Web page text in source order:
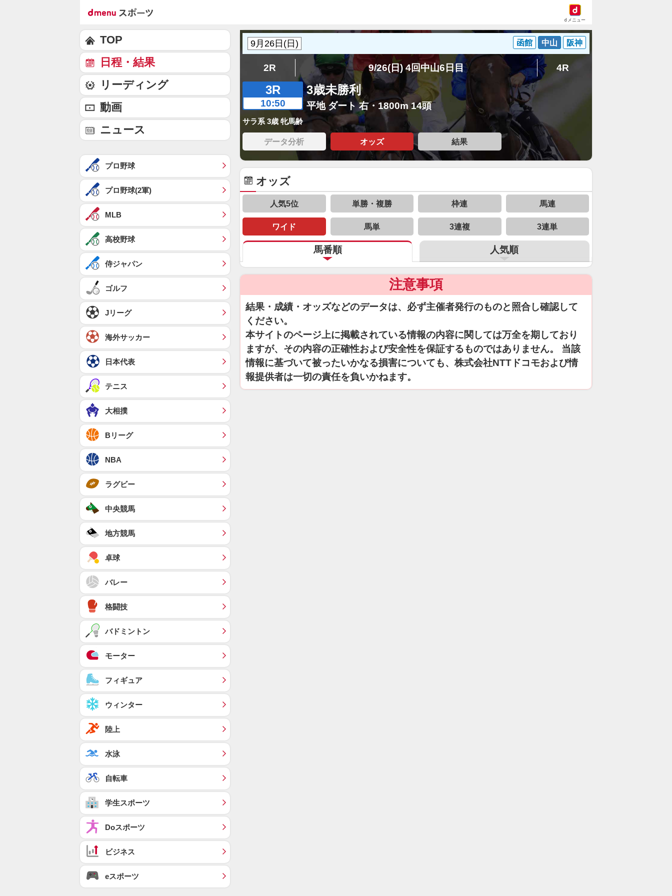
dメニュー
函館 中山 阪神
2R 9/26(日) 4回中山6日目 4R
3R
10:50
3歳未勝利
平地 ダート 右・1800m 14頭
サラ系 3歳 牝馬齢
データ分析 オッズ 結果
オッズ
人気5位 単勝・複勝 枠連 馬連
ワイド 馬単 3連複 3連単
馬番順 人気順
注意事項
結果・成績・オッズなどのデータは、必ず主催者発行のものと照合し確認して
ください。
本サイトのページ上に掲載されている情報の内容に関しては万全を期しており
ますが、その内容の正確性および安全性を保証するものではありません。 当該
情報に基づいて被ったいかなる損害についても、株式会社NTTドコモおよび情
報提供者は一切の責任を負いかねます。
TOP
日程・結果
リーディング
動画
ニュース
プロ野球
プロ野球(2軍)
MLB
高校野球
侍ジャパン
ゴルフ
Jリーグ
海外サッカー
日本代表
テニス
大相撲
Bリーグ
NBA
ラグビー
中央競馬
地方競馬
卓球
バレー
格闘技
バドミントン
モーター
フィギュア
ウィンター
陸上
水泳
自転車
学生スポーツ
Doスポーツ
ビジネス
eスポーツ